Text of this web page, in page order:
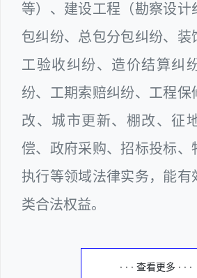
等）、建设工程（勘察设计
包纠纷、总包分包纠纷、装
工验收纠纷、造价结算纠
纷、工期索赔纠纷、工程保
改、城市更新、棚改、征
偿、政府采购、招标投标、
执行等领域法律实务，能有
类合法权益。
· · · 查看更多 · · ·